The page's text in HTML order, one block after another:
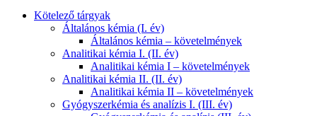
Kötelező tárgyak
Általános kémia (I. év)
Általános kémia – követelmények
Analitikai kémia I. (II. év)
Analitikai kémia I – követelmények
Analitikai kémia II. (II. év)
Analitikai kémia II – követelmények
Gyógyszerkémia és analízis I. (III. év)